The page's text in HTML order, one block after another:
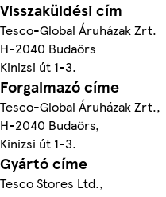
Visszaküldési cím
Tesco-Global Áruházak Zrt.
H-2040 Budaörs
Kinizsi út 1-3.
Forgalmazó címe
Tesco-Global Áruházak Zrt.,
H-2040 Budaörs,
Kinizsi út 1-3.
Gyártó címe
Tesco Stores Ltd.,